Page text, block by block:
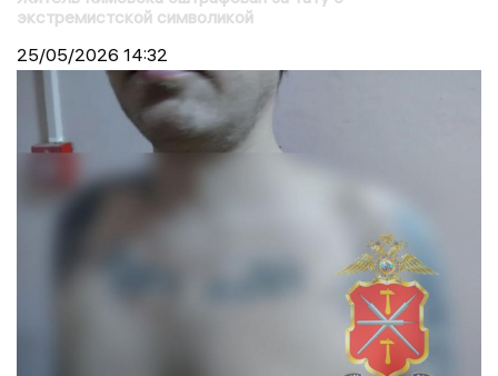
экстремистской символикой
25/05/2026 14:32